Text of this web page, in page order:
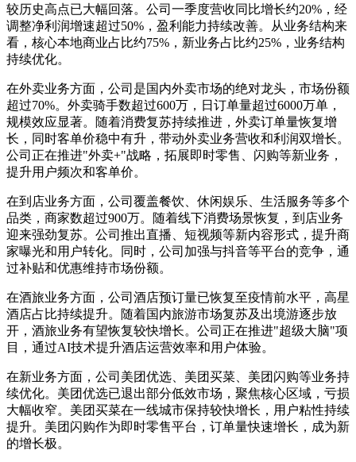
较历史高点已大幅回落。公司一季度营收同比增长约20%，经
调整净利润增速超过50%，盈利能力持续改善。从业务结构来
看，核心本地商业占比约75%，新业务占比约25%，业务结构
持续优化。
在外卖业务方面，公司是国内外卖市场的绝对龙头，市场份额
超过70%。外卖骑手数超过600万，日订单量超过6000万单，
规模效应显著。随着消费复苏持续推进，外卖订单量恢复增
长，同时客单价稳中有升，带动外卖业务营收和利润双增长。
公司正在推进"外卖+"战略，拓展即时零售、闪购等新业务，
提升用户频次和客单价。
在到店业务方面，公司覆盖餐饮、休闲娱乐、生活服务等多个
品类，商家数超过900万。随着线下消费场景恢复，到店业务
迎来强劲复苏。公司推出直播、短视频等新内容形式，提升商
家曝光和用户转化。同时，公司加强与抖音等平台的竞争，通
过补贴和优惠维持市场份额。
在酒旅业务方面，公司酒店预订量已恢复至疫情前水平，高星
酒店占比持续提升。随着国内旅游市场复苏及出境游逐步放
开，酒旅业务有望恢复较快增长。公司正在推进"超级大脑"项
目，通过AI技术提升酒店运营效率和用户体验。
在新业务方面，公司美团优选、美团买菜、美团闪购等业务持
续优化。美团优选已退出部分低效市场，聚焦核心区域，亏损
大幅收窄。美团买菜在一线城市保持较快增长，用户粘性持续
提升。美团闪购作为即时零售平台，订单量快速增长，成为新
的增长极。